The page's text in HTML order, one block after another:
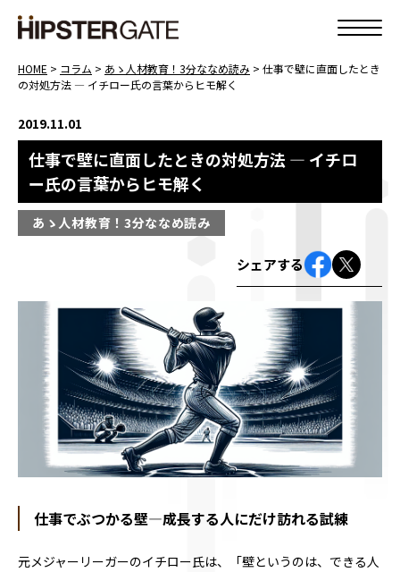
HOME > コラム > あゝ人材教育！3分ななめ読み > 仕事で壁に直面したとき
の対処方法 ― イチロー氏の言葉からヒモ解く
2019.11.01
仕事で壁に直面したときの対処方法 ― イチロ
ー氏の言葉からヒモ解く
あゝ人材教育！3分ななめ読み
シェアする
仕事でぶつかる壁―成長する人にだけ訪れる試練
元メジャーリーガーのイチロー氏は、「壁というのは、できる人